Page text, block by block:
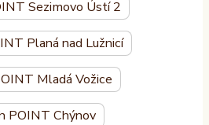
Sezimovo Ústí 2
Planá nad Lužnicí
Mladá Vožice
POINT Chýnov